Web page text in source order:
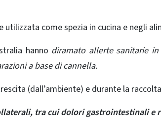
utilizzata come spezia in cucina e negli
hanno diramato allerte sanitarie
a base di cannella.
(dall’ambiente) e durante la
tra cui dolori gastrointestinali e